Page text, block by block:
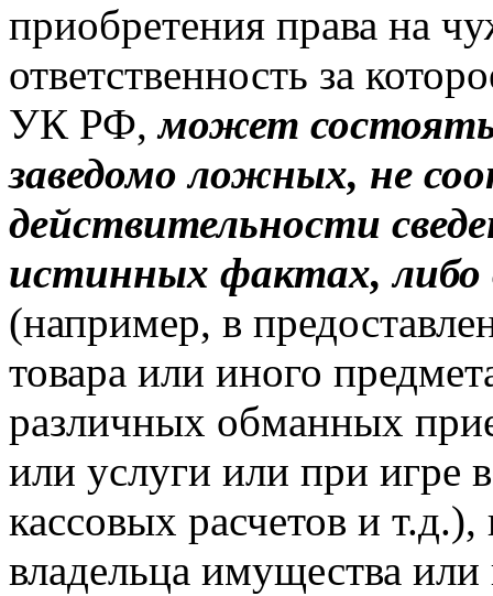
приобретения права на
ответственность за
УК РФ,может состоять
заведомо ложных, не
действительности
истинных фактах,
(например, в
товара или иного
различных обманных
или услуги или при игре
кассовых расчетов и
владельца имущества